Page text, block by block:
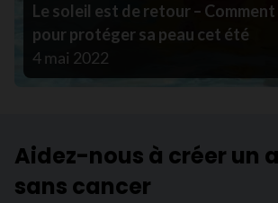
Le soleil est de retour – Comment
pour protéger sa peau cet été
4 mai 2022
Aidez-nous à créer un
sans cancer